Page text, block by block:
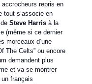
repris en
tout s’associe en
Steve Harrisà la
(même si ce dernier
morceaux d’une
The Celts” ou encore
demandent plus
et va se montrer
français